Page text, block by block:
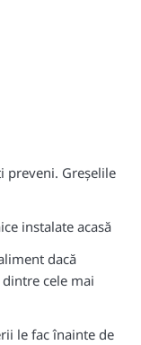
preveni. Greșelile
instalate acasă
dacă
cele mai
le fac înainte de